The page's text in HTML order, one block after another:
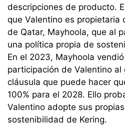
descripciones de producto.
que Valentino es propietaria
de Qatar, Mayhoola, que al
una política propia de
En el 2023, Mayhoola
participación de Valentino al
cláusula que puede hacer
100% para el 2028. Ello
Valentino adopte sus
sostenibilidad de Kering.